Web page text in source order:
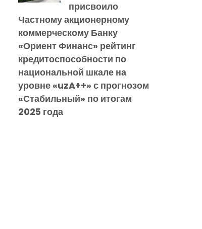
присвоило
Частному акционерному
коммерческому Банку
«Ориент Финанс» рейтинг
кредитоспособности по
национальной шкале на
уровне «uzA++» с прогнозом
«Стабильный» по итогам
2025 года